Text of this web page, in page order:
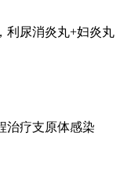
利尿消炎丸+妇炎丸
治疗支原体感染